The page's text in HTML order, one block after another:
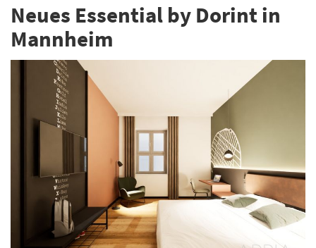
Neues Essential by Dorint in
Mannheim